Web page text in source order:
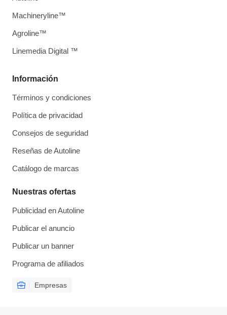
Información
Términos y condiciones
Política de privacidad
Consejos de seguridad
Reseñas de Autoline
Catálogo de marcas
Nuestras ofertas
Publicidad en Autoline
Publicar el anuncio
Publicar un banner
Programa de afiliados
Empresas
Machineryline™
Agroline™
Linemedia Digital ™